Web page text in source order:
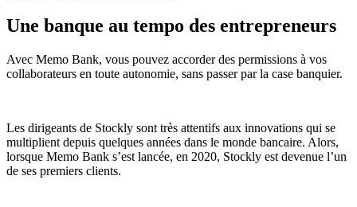
Une banque au tempo des entrepreneurs
Avec Memo Bank, vous pouvez accorder des permissions à vos
collaborateurs en toute autonomie, sans passer par la case banquier.
Les dirigeants de Stockly sont très attentifs aux innovations qui se
multiplient depuis quelques années dans le monde bancaire. Alors,
lorsque Memo Bank s’est lancée, en 2020, Stockly est devenue l’un
de ses premiers clients.